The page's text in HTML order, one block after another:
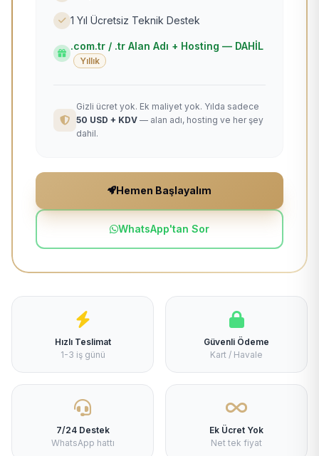
1 Yıl Ücretsiz Teknik Destek
.com.tr / .tr Alan Adı + Hosting — DAHİL
Yıllık
Gizli ücret yok. Ek maliyet yok. Yılda sadece
50 USD + KDV — alan adı, hosting ve her şey
dahil.
Hemen Başlayalım
WhatsApp'tan Sor
Hızlı Teslimat
1-3 iş günü
Güvenli Ödeme
Kart / Havale
7/24 Destek
WhatsApp hattı
Ek Ücret Yok
Net tek fiyat